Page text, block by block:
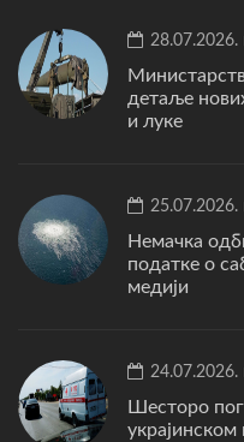
28.07.2026.
детаље
и луке
25.07.2026.
Немачка
податке о
медији
24.07.2026.
Шесторо
украјинском